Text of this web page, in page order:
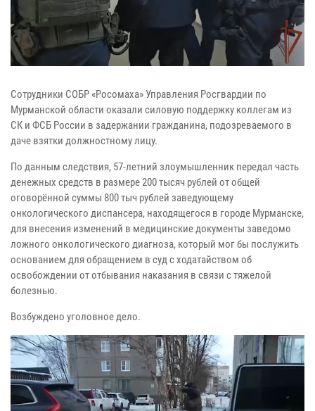
Сотрудники СОБР «Росомаха» Управления Росгвардии по
Мурманской области оказали силовую поддержку коллегам из
СК и ФСБ России в задержании гражданина, подозреваемого в
даче взятки должностному лицу.
По данным следствия, 57-летний злоумышленник передал часть
денежных средств в размере 200 тысяч рублей от общей
оговорённой суммы 800 тыч рублей заведующему
онкологического диспансера, находящегося в городе Мурманске,
для внесения изменений в медицинские документы заведомо
ложного онкологического диагноза, который мог бы послужить
основанием для обращением в суд с ходатайством об
освобождении от отбывания наказания в связи с тяжелой
болезнью.
Возбуждено уголовное дело.